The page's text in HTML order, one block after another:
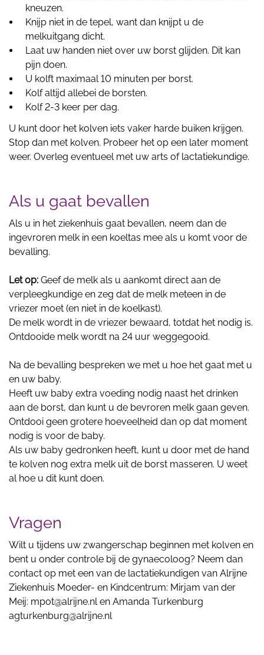
kneuzen.
Knijp niet in de tepel, want dan knijpt u de
melkuitgang dicht.
Laat uw handen niet over uw borst glijden. Dit kan
pijn doen.
U kolft maximaal 10 minuten per borst.
Kolf altijd allebei de borsten.
Kolf 2-3 keer per dag.
U kunt door het kolven iets vaker harde buiken krijgen.
Stop dan met kolven. Probeer het op een later moment
weer. Overleg eventueel met uw arts of lactatiekundige.
Als u gaat bevallen
Als u in het ziekenhuis gaat bevallen, neem dan de
ingevroren melk in een koeltas mee als u komt voor de
bevalling.
Let op: Geef de melk als u aankomt direct aan de
verpleegkundige en zeg dat de melk meteen in de
vriezer moet (en niet in de koelkast).
De melk wordt in de vriezer bewaard, totdat het nodig is.
Ontdooide melk wordt na 24 uur weggegooid.
Na de bevalling bespreken we met u hoe het gaat met u
en uw baby.
Heeft uw baby extra voeding nodig naast het drinken
aan de borst, dan kunt u de bevroren melk gaan geven.
Ontdooi geen grotere hoeveelheid dan op dat moment
nodig is voor de baby.
Als uw baby gedronken heeft, kunt u door met de hand
te kolven nog extra melk uit de borst masseren. U weet
al hoe u dit kunt doen.
Vragen
Wilt u tijdens uw zwangerschap beginnen met kolven en
bent u onder controle bij de gynaecoloog? Neem dan
contact op met een van de lactatiekundigen van Alrijne
Ziekenhuis Moeder- en Kindcentrum: Mirjam van der
Meij: mpot@alrijne.nl en Amanda Turkenburg
agturkenburg@alrijne.nl